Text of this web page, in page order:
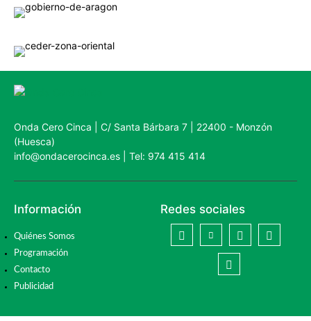
Onda Cero Cinca | C/ Santa Bárbara 7 | 22400 - Monzón
(Huesca)
info@ondacerocinca.es | Tel: 974 415 414
Información
Quiénes Somos
Programación
Contacto
Publicidad
Redes sociales